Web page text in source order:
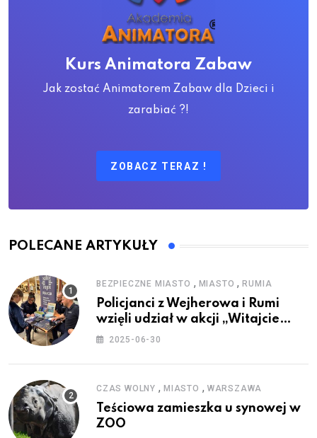
Kurs Animatora Zabaw
Jak zostać Animatorem Zabaw dla Dzieci i
zarabiać ?!
ZOBACZ TERAZ !
POLECANE ARTYKUŁY
BEZPIECZNE MIASTO , MIASTO ,RUMIA
Policjanci z Wejherowa i Rumi
wzięli udział w akcji „Witajcie
Wakacje”
2025-06-30
CZAS WOLNY , MIASTO , WARSZAWA
Teściowa zamieszka u synowej w
ZOO